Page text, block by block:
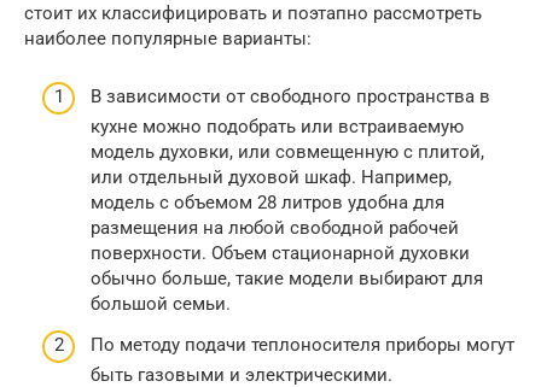
стоит их классифицировать и поэтапно рассмотреть
наиболее популярные варианты:
В зависимости от свободного пространства в
кухне можно подобрать или встраиваемую
модель духовки, или совмещенную с плитой,
или отдельный духовой шкаф. Например,
модель с объемом 28 литров удобна для
размещения на любой свободной рабочей
поверхности. Объем стационарной духовки
обычно больше, такие модели выбирают для
большой семьи.
По методу подачи теплоносителя приборы могут
быть газовыми и электрическими.